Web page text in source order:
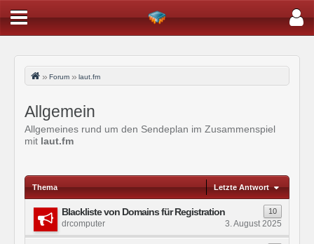
Forum laut.fm
Allgemein
Allgemeines rund um den Sendeplan im Zusammenspiel
mit laut.fm
Thema Letzte Antwort
Blackliste von Domains für Registration 10
drcomputer 3. August 2025